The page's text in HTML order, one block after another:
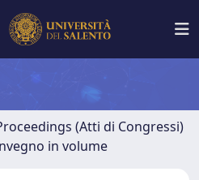
(Atti di Congressi)
in volume